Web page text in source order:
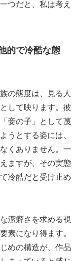
つだと、私は考え
的で冷酷な態
の態度は、見る人
して映ります。彼
妾の子」として蔑
うとする姿には、
くありません。一
ますが、その実態
冷酷だと受け止め
潔癖さを求める視
素になり得ます。
めの構造が、作品